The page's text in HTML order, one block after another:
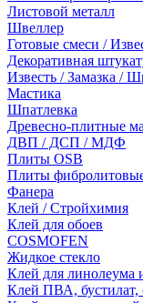
Листовой металл
Швеллер
Готовые смеси /
Декоративная
Известь / Замазка /
Мастика
Шпатлевка
Древесно-плитные
ДВП / ДСП / МДФ
Плиты OSB
Плиты
Фанера
Клей / Стройхимия
Клей для обоев
COSMOFEN
Жидкое стекло
Клей для линолеума
Клей ПВА, бустилат,